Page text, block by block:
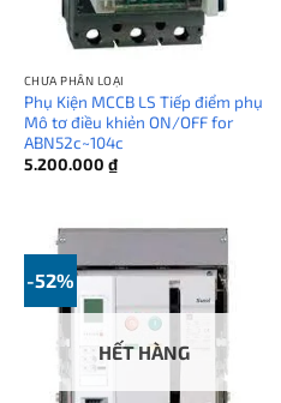
CHƯA PHÂN LOẠI
Phụ Kiện MCCB LS Tiếp điểm phụ
Mô tơ điều khiẻn ON/OFF for
ABN52c~104c
5.200.000 ₫
-52%
HẾT HÀNG